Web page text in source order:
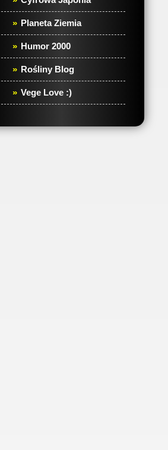
Planeta Ziemia
Humor 2000
Rośliny Blog
Vege Love :)